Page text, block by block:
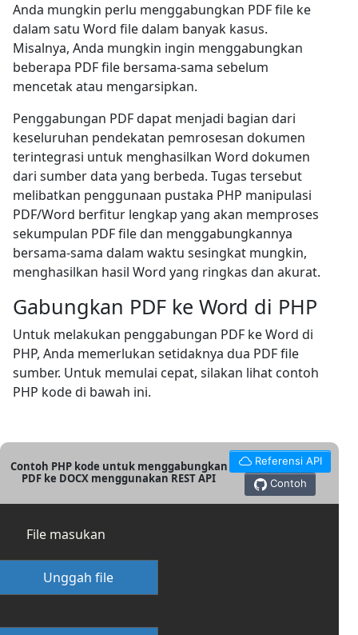
Anda mungkin perlu menggabungkan PDF file ke
dalam satu Word file dalam banyak kasus.
Misalnya, Anda mungkin ingin menggabungkan
beberapa PDF file bersama-sama sebelum
mencetak atau mengarsipkan.
Penggabungan PDF dapat menjadi bagian dari
keseluruhan pendekatan pemrosesan dokumen
terintegrasi untuk menghasilkan Word dokumen
dari sumber data yang berbeda. Tugas tersebut
melibatkan penggunaan pustaka PHP manipulasi
PDF/Word berfitur lengkap yang akan memproses
sekumpulan PDF file dan menggabungkannya
bersama-sama dalam waktu sesingkat mungkin,
menghasilkan hasil Word yang ringkas dan akurat.
Gabungkan PDF ke Word di PHP
Untuk melakukan penggabungan PDF ke Word di
PHP, Anda memerlukan setidaknya dua PDF file
sumber. Untuk memulai cepat, silakan lihat contoh
PHP kode di bawah ini.
Contoh PHP kode untuk menggabungkan
PDF ke DOCX menggunakan REST API
Referensi API
Contoh
File masukan
Unggah file